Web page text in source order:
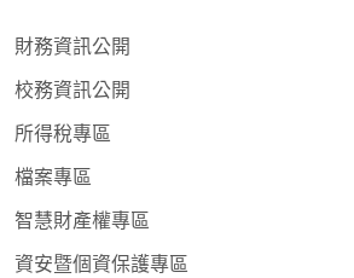
財務資訊公開
校務資訊公開
所得稅專區
檔案專區
智慧財產權專區
資安暨個資保護專區